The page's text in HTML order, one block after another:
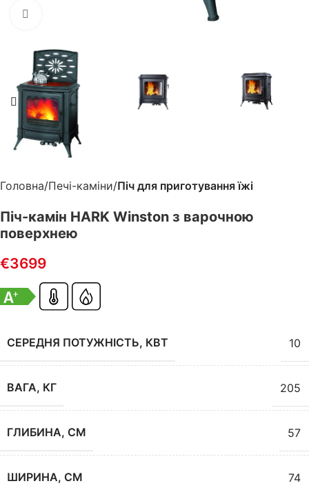
Головна Печі-каміни Піч для приготування їжі
Піч-камін HARK Winston з варочною
поверхнею
€3699
СЕРЕДНЯ ПОТУЖНІСТЬ, КВТ 10
ВАГА, КГ 205
ГЛИБИНА, СМ 57
ШИРИНА, СМ 74